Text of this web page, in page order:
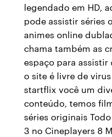
legendado em HD,
pode assistir séries
animes online
chama também as
espaço para
o site é livre de
startflix você um
conteúdo, temos
séries originais
3 no Cineplayers 8